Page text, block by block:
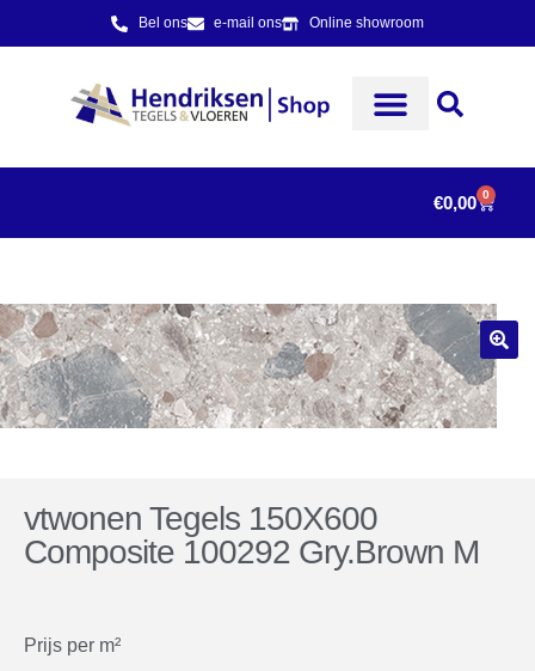
Bel ons e-mail ons Online showroom
€0,00 0
vtwonen Tegels 150X600
Composite 100292 Gry.Brown M
Prijs per m²